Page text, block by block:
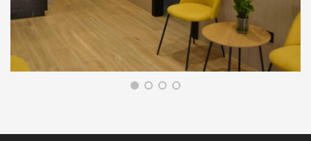
COMERCIAL Y SERVICIOS, REFORMA DE INTERIORES